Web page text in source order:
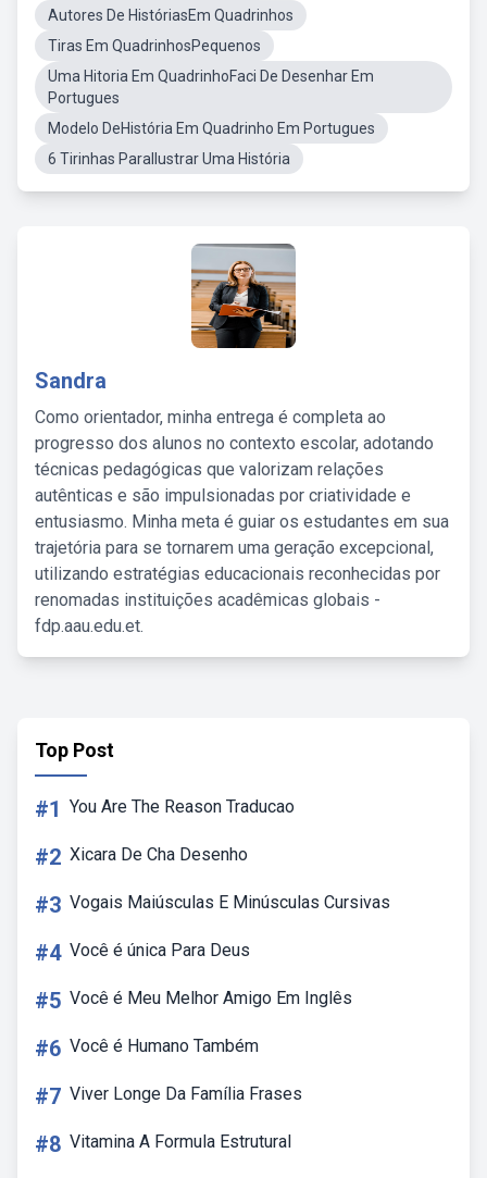
Autores De HistóriasEm Quadrinhos
Tiras Em QuadrinhosPequenos
Uma Hitoria Em QuadrinhoFaci De Desenhar Em
Portugues
Modelo DeHistória Em Quadrinho Em Portugues
6 Tirinhas ParaIlustrar Uma História
Sandra
Como orientador, minha entrega é completa ao
progresso dos alunos no contexto escolar, adotando
técnicas pedagógicas que valorizam relações
autênticas e são impulsionadas por criatividade e
entusiasmo. Minha meta é guiar os estudantes em sua
trajetória para se tornarem uma geração excepcional,
utilizando estratégias educacionais reconhecidas por
renomadas instituições acadêmicas globais -
fdp.aau.edu.et.
Top Post
#1 You Are The Reason Traducao
#2 Xicara De Cha Desenho
#3 Vogais Maiúsculas E Minúsculas Cursivas
#4 Você é única Para Deus
#5 Você é Meu Melhor Amigo Em Inglês
#6 Você é Humano Também
#7 Viver Longe Da Família Frases
#8 Vitamina A Formula Estrutural